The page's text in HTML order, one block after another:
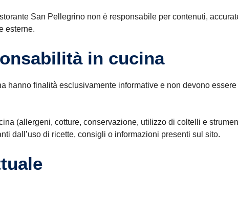
San Pellegrino non è responsabile per contenuti,
esterne.
in cucina
hanno finalità esclusivamente informative e non devono
(allergeni, cotture, conservazione, utilizzo di coltelli e
dall’uso di ricette, consigli o informazioni presenti sul sito.